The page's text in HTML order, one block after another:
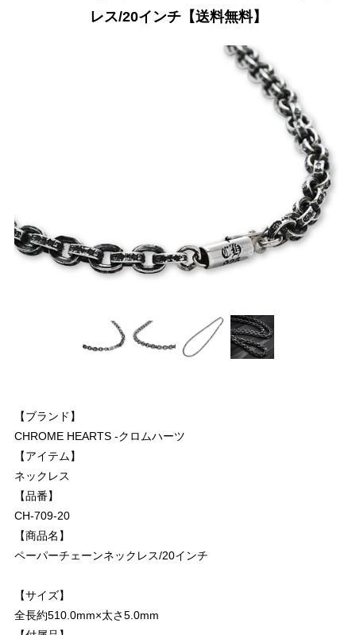
レス/20インチ【送料無料】
【ブランド】
CHROME HEARTS -クロムハーツ
【アイテム】
ネックレス
【品番】
CH-709-20
【商品名】
ペーパーチェーンネックレス/20インチ
【サイズ】
全長約510.0mm×太さ5.0mm